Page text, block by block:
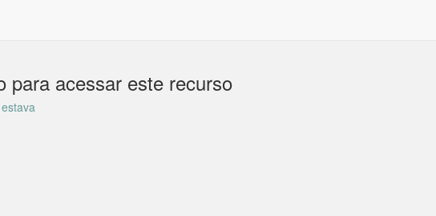
para acessar este recurso